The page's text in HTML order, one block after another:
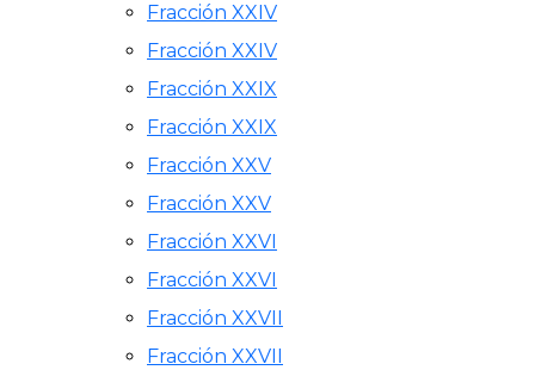
Fracción XXIV
Fracción XXIV
Fracción XXIX
Fracción XXIX
Fracción XXV
Fracción XXV
Fracción XXVI
Fracción XXVI
Fracción XXVII
Fracción XXVII